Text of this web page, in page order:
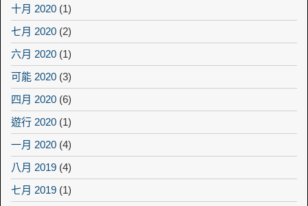
十月 2020 (1)
七月 2020 (2)
六月 2020 (1)
可能 2020 (3)
四月 2020 (6)
遊行 2020 (1)
一月 2020 (4)
八月 2019 (4)
七月 2019 (1)